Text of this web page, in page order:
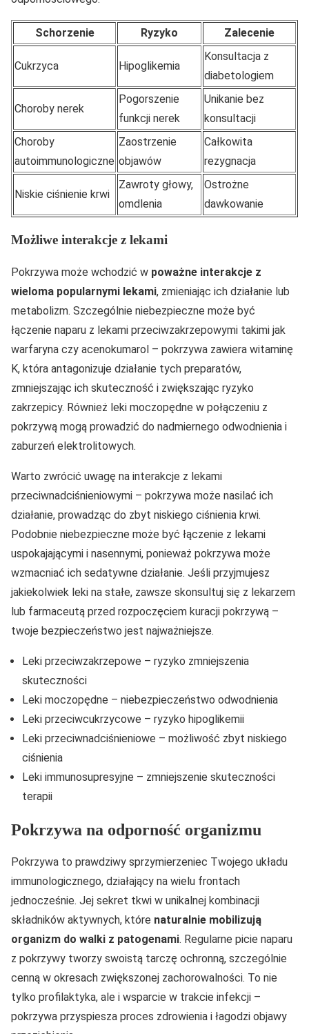
Schorzenie Ryzyko Zalecenie
Cukrzyca Hipoglikemia
Konsultacja z
diabetologiem
Choroby nerek
Pogorszenie
funkcji nerek
Unikanie bez
konsultacji
Choroby
autoimmunologiczne
Zaostrzenie
objawów
Całkowita
rezygnacja
Niskie ciśnienie krwi
Zawroty głowy,
omdlenia
Ostrożne
dawkowanie
Możliwe interakcje z lekami
Pokrzywa może wchodzić w poważne interakcje z
wieloma popularnymi lekami, zmieniając ich działanie lub
metabolizm. Szczególnie niebezpieczne może być
łączenie naparu z lekami przeciwzakrzepowymi takimi jak
warfaryna czy acenokumarol – pokrzywa zawiera witaminę
K, która antagonizuje działanie tych preparatów,
zmniejszając ich skuteczność i zwiększając ryzyko
zakrzepicy. Również leki moczopędne w połączeniu z
pokrzywą mogą prowadzić do nadmiernego odwodnienia i
zaburzeń elektrolitowych.
Warto zwrócić uwagę na interakcje z lekami
przeciwnadciśnieniowymi – pokrzywa może nasilać ich
działanie, prowadząc do zbyt niskiego ciśnienia krwi.
Podobnie niebezpieczne może być łączenie z lekami
uspokajającymi i nasennymi, ponieważ pokrzywa może
wzmacniać ich sedatywne działanie. Jeśli przyjmujesz
jakiekolwiek leki na stałe, zawsze skonsultuj się z lekarzem
lub farmaceutą przed rozpoczęciem kuracji pokrzywą –
twoje bezpieczeństwo jest najważniejsze.
Leki przeciwzakrzepowe – ryzyko zmniejszenia
skuteczności
Leki moczopędne – niebezpieczeństwo odwodnienia
Leki przeciwcukrzycowe – ryzyko hipoglikemii
Leki przeciwnadciśnieniowe – możliwość zbyt niskiego
ciśnienia
Leki immunosupresyjne – zmniejszenie skuteczności
terapii
Pokrzywa na odporność organizmu
Pokrzywa to prawdziwy sprzymierzeniec Twojego układu
immunologicznego, działający na wielu frontach
jednocześnie. Jej sekret tkwi w unikalnej kombinacji
składników aktywnych, które naturalnie mobilizują
organizm do walki z patogenami. Regularne picie naparu
z pokrzywy tworzy swoistą tarczę ochronną, szczególnie
cenną w okresach zwiększonej zachorowalności. To nie
tylko profilaktyka, ale i wsparcie w trakcie infekcji –
pokrzywa przyspiesza proces zdrowienia i łagodzi objawy